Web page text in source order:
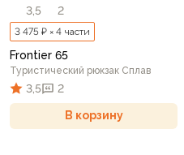
3,5 2
3 475 ₽ × 4 части
Frontier 65
Туристический рюкзак Сплав
3,5 2
В корзину